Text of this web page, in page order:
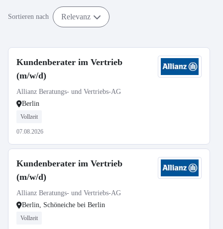
Sortieren nach Relevanz
Kundenberater im Vertrieb
(m/w/d)
Allianz Beratungs- und Vertriebs-AG
Berlin
Vollzeit
07.08.2026
Kundenberater im Vertrieb
(m/w/d)
Allianz Beratungs- und Vertriebs-AG
Berlin, Schöneiche bei Berlin
Vollzeit